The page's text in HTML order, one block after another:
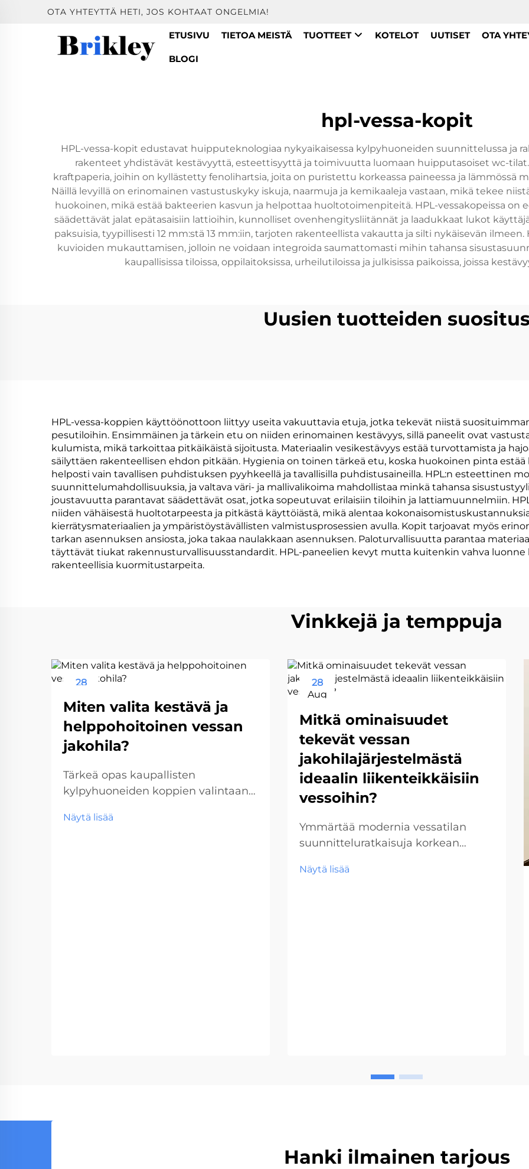
OTA YHTEYTTÄ HETI, JOS KOHTAAT ONGELMIA!
ETUSIVU TIETOA MEISTÄ TUOTTEET KOTELOT UUTISET OTA
BLOGI
hpl-vessa-kopit
HPL-vessa-kopit edustavat huipputeknologiaa nykyaikaisessa kylpyhuoneiden suunnittelussa ja
rakenteet yhdistävät kestävyyttä, esteettisyyttä ja toimivuutta luomaan huipputasoiset wc-
kraftpaperia, joihin on kyllästetty fenolihartsia, joita on puristettu korkeassa paineessa ja lämmössä
Näillä levyillä on erinomainen vastustuskyky iskuja, naarmuja ja kemikaaleja vastaan, mikä tekee
huokoinen, mikä estää bakteerien kasvun ja helpottaa huoltotoimenpiteitä. HPL-vessakopeissa
säädettävät jalat epätasaisiin lattioihin, kunnolliset ovenhengitysliitännät ja laadukkaat lukot
paksuisia, tyypillisesti 12 mm:stä 13 mm:iin, tarjoten rakenteellista vakautta ja silti nykäisevän
kuvioiden mukauttamisen, jolloin ne voidaan integroida saumattomasti mihin tahansa
kaupallisissa tiloissa, oppilaitoksissa, urheilutiloissa ja julkisissa paikoissa, joissa
Uusien tuotteiden
HPL-vessa-koppien käyttöönottoon liittyy useita vakuuttavia etuja, jotka tekevät niistä
pesutiloihin. Ensimmäinen ja tärkein etu on niiden erinomainen kestävyys, sillä paneelit ovat
kulumista, mikä tarkoittaa pitkäikäistä sijoitusta. Materiaalin vesikestävyys estää turvottamista ja
säilyttäen rakenteellisen ehdon pitkään. Hygienia on toinen tärkeä etu, koska huokoinen pinta
helposti vain tavallisen puhdistuksen pyyhkeellä ja tavallisilla puhdistusaineilla. HPL:n esteettinen
suunnittelumahdollisuuksia, ja valtava väri- ja mallivalikoima mahdollistaa minkä tahansa
joustavuutta parantavat säädettävät osat, jotka sopeutuvat erilaisiin tiloihin ja lattiamuunnelmiin.
niiden vähäisestä huoltotarpeesta ja pitkästä käyttöiästä, mikä alentaa
kierrätysmateriaalien ja ympäristöystävällisten valmistusprosessien avulla. Kopit tarjoavat myös
tarkan asennuksen ansiosta, joka takaa naulakkaan asennuksen. Paloturvallisuutta parantaa
täyttävät tiukat rakennusturvallisuusstandardit. HPL-paneelien kevyt mutta kuitenkin vahva luonne
rakenteellisia kuormitustarpeita.
Vinkkejä ja temppuja
28
Miten valita kestävä ja
helppohoitoinen vessan
jakohila?
Tärkeä opas kaupallisten
kylpyhuoneiden koppien valintaan
kaupallista vessatilaa, oikean
Näytä lisää
28
Aug
Mitkä ominaisuudet
tekevät vessan
jakohilajärjestelmästä
ideaalin liikenteikkäisiin
vessoihin?
Ymmärtää modernia vessatilan
suunnitteluratkaisuja korkean
vessatilojen suunnittelu on
Näytä lisää
Hanki ilmainen tarjous